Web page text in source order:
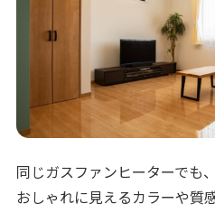
同じガスファンヒーターでも
おしゃれに見えるカラーや質